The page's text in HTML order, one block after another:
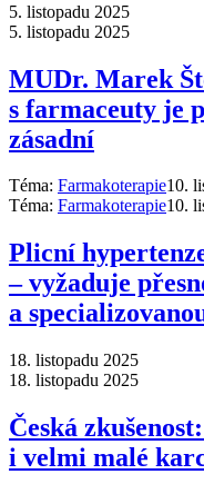
5. listopadu 2025
5. listopadu 2025
MUDr. Marek
s farmaceuty je
zásadní
Téma: Farmakoterapie10.
Téma: Farmakoterapie10.
Plicní
–⁠ vyžaduje
a
18. listopadu 2025
18. listopadu 2025
Česká
i velmi malé